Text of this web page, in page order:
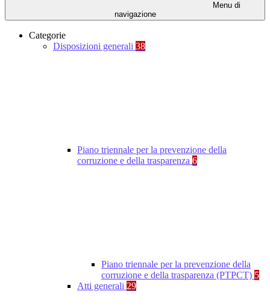
Menu di
navigazione
Categorie
Disposizioni generali 38
Piano triennale per la prevenzione della
corruzione e della trasparenza 6
Piano triennale per la prevenzione della
corruzione e della trasparenza (PTPCT) 5
Atti generali 29